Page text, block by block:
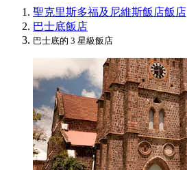
聖克里斯多福及尼維斯飯店飯店
巴士底飯店
巴士底的 3 星級飯店